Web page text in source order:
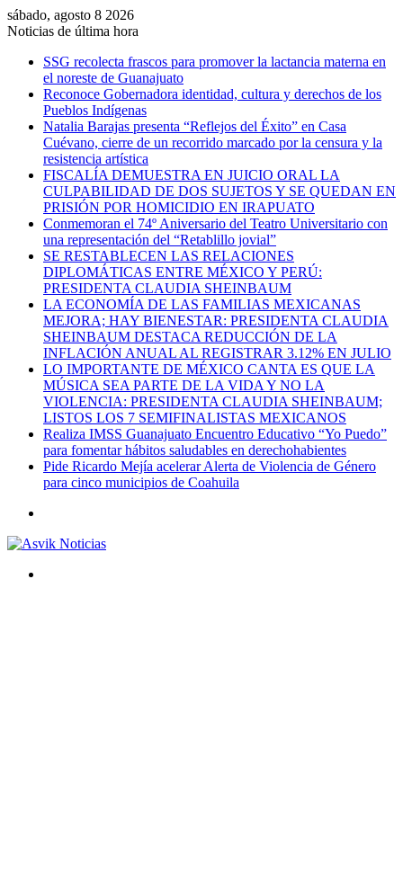
sábado, agosto 8 2026
Noticias de última hora
SSG recolecta frascos para promover la lactancia materna en
el noreste de Guanajuato
Reconoce Gobernadora identidad, cultura y derechos de los
Pueblos Indígenas
Natalia Barajas presenta “Reflejos del Éxito” en Casa
Cuévano, cierre de un recorrido marcado por la censura y la
resistencia artística
FISCALÍA DEMUESTRA EN JUICIO ORAL LA
CULPABILIDAD DE DOS SUJETOS Y SE QUEDAN EN
PRISIÓN POR HOMICIDIO EN IRAPUATO
Conmemoran el 74º Aniversario del Teatro Universitario con
una representación del “Retablillo jovial”
SE RESTABLECEN LAS RELACIONES
DIPLOMÁTICAS ENTRE MÉXICO Y PERÚ:
PRESIDENTA CLAUDIA SHEINBAUM
LA ECONOMÍA DE LAS FAMILIAS MEXICANAS
MEJORA; HAY BIENESTAR: PRESIDENTA CLAUDIA
SHEINBAUM DESTACA REDUCCIÓN DE LA
INFLACIÓN ANUAL AL REGISTRAR 3.12% EN JULIO
LO IMPORTANTE DE MÉXICO CANTA ES QUE LA
MÚSICA SEA PARTE DE LA VIDA Y NO LA
VIOLENCIA: PRESIDENTA CLAUDIA SHEINBAUM;
LISTOS LOS 7 SEMIFINALISTAS MEXICANOS
Realiza IMSS Guanajuato Encuentro Educativo “Yo Puedo”
para fomentar hábitos saludables en derechohabientes
Pide Ricardo Mejía acelerar Alerta de Violencia de Género
para cinco municipios de Coahuila